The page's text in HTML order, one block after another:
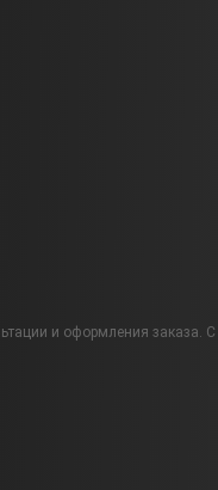
и оформления заказа. С